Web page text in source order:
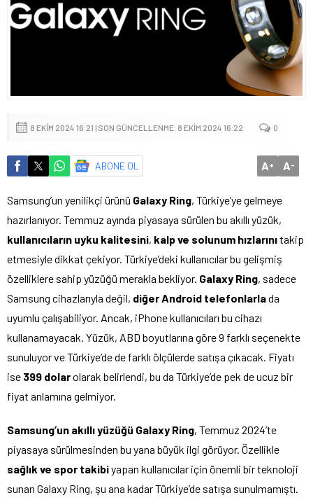
8 EKIM 2024 16:21 | SON GÜNCELLENME: 8 EKIM 2024 16:22 0
ABONE OL A+ A-
Samsung’un yenilikçi ürünü Galaxy Ring, Türkiye’ye gelmeye
hazırlanıyor. Temmuz ayında piyasaya sürülen bu akıllı yüzük,
kullanıcıların uyku kalitesini, kalp ve solunum hızlarınıtakip
etmesiyle dikkat çekiyor. Türkiye’deki kullanıcılar bu gelişmiş
özelliklere sahip yüzüğü merakla bekliyor. Galaxy Ring, sadece
Samsung cihazlarıyla değil, diğer Android telefonlarlada
uyumlu çalışabiliyor. Ancak, iPhone kullanıcıları bu cihazı
kullanamayacak. Yüzük, ABD boyutlarına göre 9 farklı seçenekte
sunuluyor ve Türkiye’de de farklı ölçülerde satışa çıkacak. Fiyatı
ise 399 dolarolarak belirlendi, bu da Türkiye’de pek de ucuz bir
fiyat anlamına gelmiyor.
Samsung’un akıllı yüzüğü Galaxy Ring, Temmuz 2024’te
piyasaya sürülmesinden bu yana büyük ilgi görüyor. Özellikle
sağlık ve spor takibiyapan kullanıcılar için önemli bir teknoloji
sunan Galaxy Ring, şu ana kadar Türkiye’de satışa sunulmamıştı.